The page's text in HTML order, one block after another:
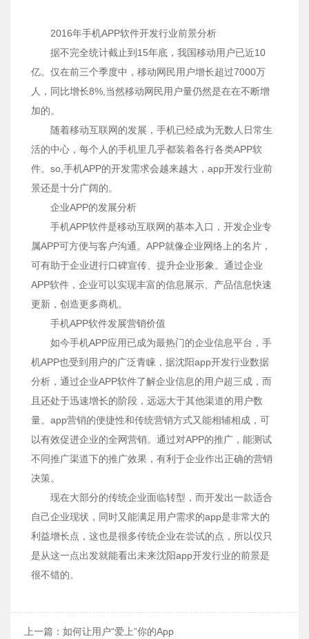
2016年手机APP软件开发行业前景分析
据不完全统计截止到15年底，我国移动用户已近10
亿。仅在前三个季度中，移动网民用户增长超过7000万
人，同比增长8%,当然移动网民用户量仍然是在在不断增
加的。
随着移动互联网的发展，手机已经成为无数人日常生
活的中心，每个人的手机里几乎都装着各行各类APP软
件。so,手机APP的开发需求会越来越大，app开发行业前
景还是十分广阔的。
企业APP的发展分析
手机APP软件是移动互联网的基本入口，开发企业专
属APP可方便与客户沟通。APP就像企业网络上的名片，
可有助于企业进行口碑宣传、提升企业形象。通过企业
APP软件，企业可以实现丰富的信息展示、产品信息快速
更新，创造更多商机。
手机APP软件发展营销价值
如今手机APP应用已成为最热门的企业信息平台，手
机APP也受到用户的广泛青睐，据沈阳app开发行业数据
分析，通过企业APP软件了解企业信息的用户超三成，而
且还处于迅速增长的阶段，远远大于其他渠道的用户数
量。app营销的便捷性和传统营销方式又能相辅相成，可
以有效促进企业的全网营销。通过对APP的推广，能测试
不同推广渠道下的推广效果，有利于企业作出正确的营销
决策。
现在大部分的传统企业面临转型，而开发出一款适合
自己企业现状，同时又能满足用户需求的app是非常大的
利益增长点，这也是很多传统企业在尝试的点，所以仅只
是从这一点出发就能看出未来沈阳app开发行业的前景是
很不错的。
上一篇： 如何让用户“爱上”你的App